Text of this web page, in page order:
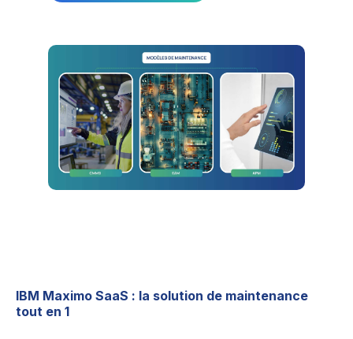
IBM Maximo SaaS : la solution de maintenance
tout en 1